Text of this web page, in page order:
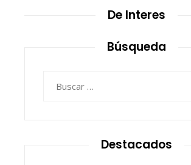
De Interes
Búsqueda
Destacados